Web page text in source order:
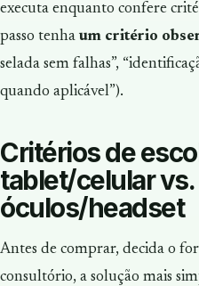
executa enquanto confere
passo tenha um critério
selada sem falhas”,
quando aplicável”).
Critérios de
tablet/celular vs.
óculos/headset
Antes de comprar, decida o
consultório, a solução mais